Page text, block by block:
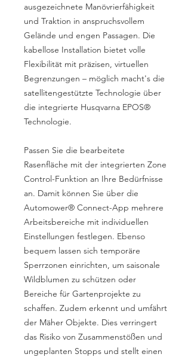
ausgezeichnete Manövrierfähigkeit
und Traktion in anspruchsvollem
Gelände und engen Passagen. Die
kabellose Installation bietet volle
Flexibilität mit präzisen, virtuellen
Begrenzungen – möglich macht's die
satellitengestützte Technologie über
die integrierte Husqvarna EPOS®
Technologie.
Passen Sie die bearbeitete
Rasenfläche mit der integrierten Zone
Control-Funktion an Ihre Bedürfnisse
an. Damit können Sie über die
Automower® Connect-App mehrere
Arbeitsbereiche mit individuellen
Einstellungen festlegen. Ebenso
bequem lassen sich temporäre
Sperrzonen einrichten, um saisonale
Wildblumen zu schützen oder
Bereiche für Gartenprojekte zu
schaffen. Zudem erkennt und umfährt
der Mäher Objekte. Dies verringert
das Risiko von Zusammenstößen und
ungeplanten Stopps und stellt einen